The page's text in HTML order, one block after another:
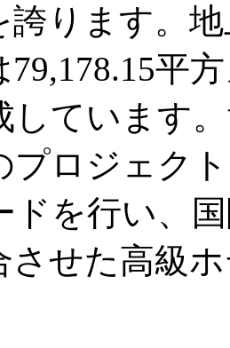
誇ります。
79,178.15平
しています
プロジェク
ドを行い、
させた高級